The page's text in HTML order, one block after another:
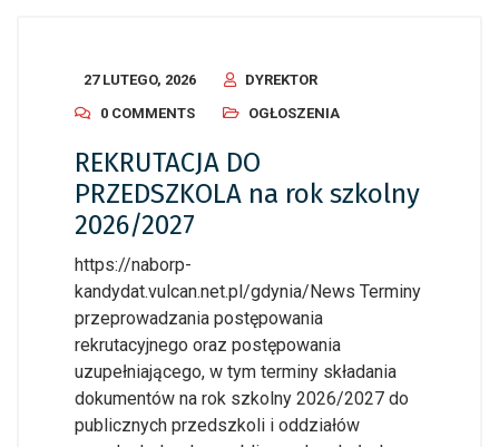
27 LUTEGO, 2026
DYREKTOR
0 COMMENTS
OGŁOSZENIA
REKRUTACJA DO
PRZEDSZKOLA na rok szkolny
2026/2027
https://naborp-
kandydat.vulcan.net.pl/gdynia/News Terminy
przeprowadzania postępowania
rekrutacyjnego oraz postępowania
uzupełniającego, w tym terminy składania
dokumentów na rok szkolny 2026/2027 do
publicznych przedszkoli i oddziałów